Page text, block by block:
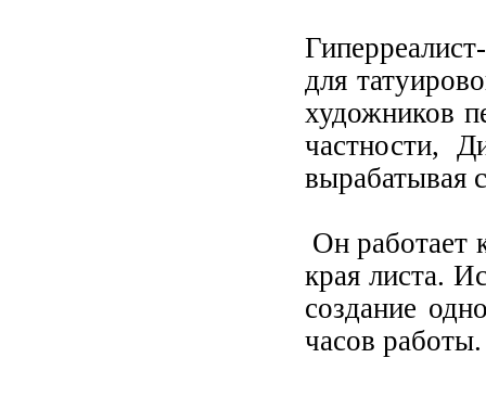
для
художников
частности,
вырабатывая
Он работает
края листа.
создание
часов работы.